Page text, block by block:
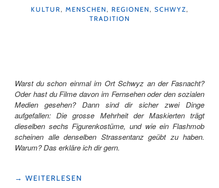
BESUCH
KATEGORIEN
KULTUR, MENSCHEN, REGIONEN, SCHWYZ,
TRADITION
Warst du schon einmal im Ort Schwyz an der Fasnacht?
Oder hast du Filme davon im Fernsehen oder den sozialen
Medien gesehen? Dann sind dir sicher zwei Dinge
aufgefallen: Die grosse Mehrheit der Maskierten trägt
dieselben sechs Figurenkostüme, und wie ein Flashmob
scheinen alle denselben Strassentanz geübt zu haben.
Warum? Das erkläre ich dir gern.
"FASNACHT
→ WEITERLESEN